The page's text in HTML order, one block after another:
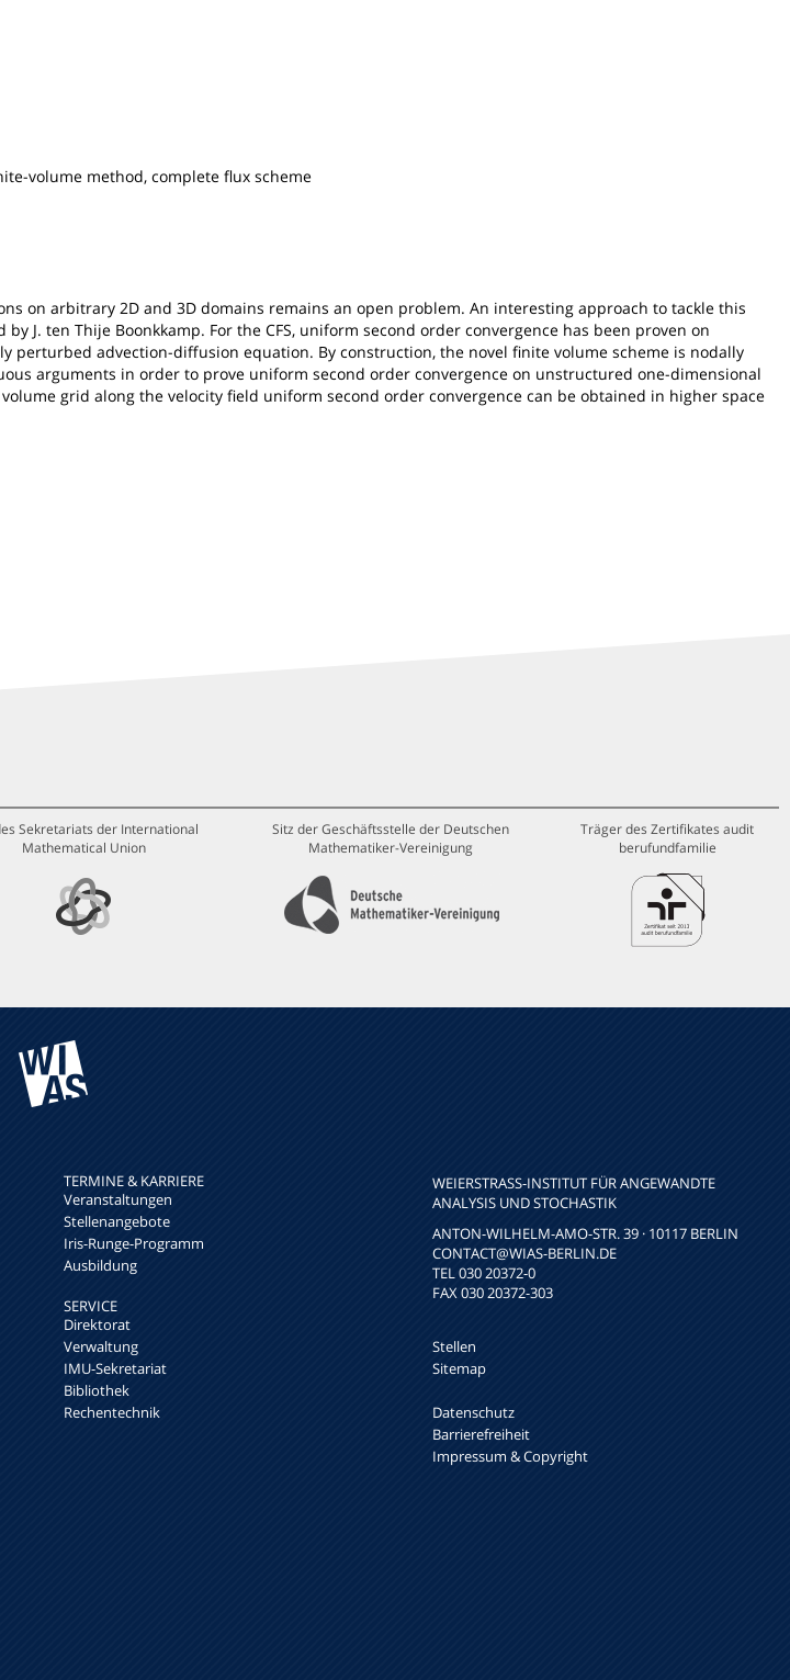
volume method, complete flux scheme
on arbitrary 2D and 3D domains remains an open problem. An interesting approach to tackle this
J. ten Thije Boonkkamp. For the CFS, uniform second order convergence has been proven on
advection-diffusion equation. By construction, the novel finite volume scheme is nodally
arguments in order to prove uniform second order convergence on unstructured one-dimensional
grid along the velocity field uniform second order convergence can be obtained in higher space
Sekretariats der International
Mathematical Union
Sitz der Geschäftsstelle der Deutschen
Mathematiker-Vereinigung
Träger des Zertifikates audit
berufundfamilie
TERMINE & KARRIERE
Veranstaltungen
Stellenangebote
Iris-Runge-Programm
Ausbildung
SERVICE
Direktorat
Verwaltung
IMU-Sekretariat
Bibliothek
Rechentechnik
WEIERSTRASS-INSTITUT FÜR ANGEWANDTE A
NALYSIS UND STOCHASTIK
ANTON-WILHELM-AMO-STR. 39 · 10117 BERLIN
CONTACT@WIAS-BERLIN.DE
TEL 030 20372-0
FAX 030 20372-303
Stellen
Sitemap
Datenschutz
Barrierefreiheit
Impressum & Copyright